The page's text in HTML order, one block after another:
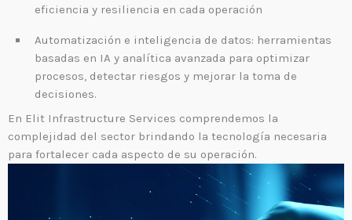
Centro de Seguridad BeIT ¡La seguridad total en
tu organización a tu alcance!
transforma el servicio en campo y virtual en una
ventaja competitiva
23 FEBRERO, 2026
SASE: una nueva era para la seguridad empresarial
28 SEPTIEMBRE, 2025
eficiencia y resiliencia en cada operación
Automatización e inteligencia de datos: herramientas
basadas en IA y analítica avanzada para optimizar
procesos, detectar riesgos y mejorar la toma de
decisiones.
En Elit Infrastructure Services comprendemos la
complejidad del sector brindando la tecnología necesaria
para fortalecer cada aspecto de su operación.